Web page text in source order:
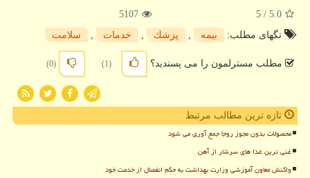
5.0
/ 5
5107
تگهای مطلب:
بیمه , پزشك , خدمات , سلامت
مطلب مسترلمون را می پسندید؟ (1)
(0)
تازه ترین مطالب مرتبط
محصولات بدون مجوز روجا جمع آوری می شود
غنی ترین غذا های سرشار از آهن
واکنش معاون آموزشی وزارت بهداشت به حکم انفصال از خدمت خود